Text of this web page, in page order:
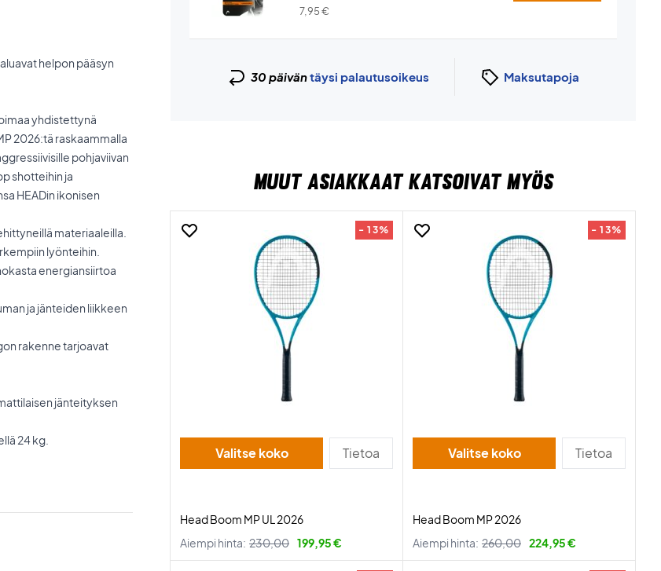
helpon pääsyn
yhdistettynä
2026:tä raskaammalla
pohjaviivan
shotteihin ja
HEADin ikonisen
materiaaleilla.
lyönteihin.
energiansiirtoa
ja jänteiden liikkeen
rakenne tarjoavat
jänteityksen
24 kg.
7,95€
30 päiväntäysi palautusoikeus Maksutapoja
MUUT ASIAKKAAT KATSOIVAT MYÖS
- 13%
Valitse koko Tietoa
Head Boom MP UL 2026
Aiempi hinta: 230,00 199,95 €
- 13%
Valitse koko Tietoa
Head Boom MP 2026
Aiempi hinta: 260,00 224,95 €